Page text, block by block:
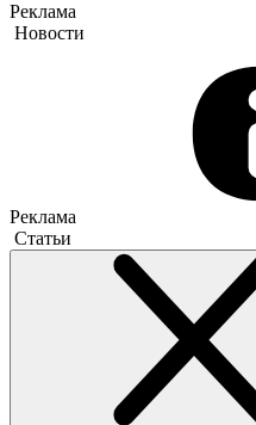
Реклама
Новости
Реклама
Статьи